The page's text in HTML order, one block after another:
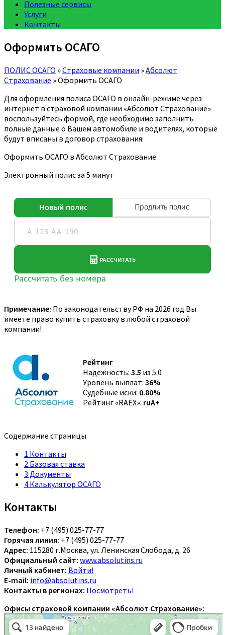
Полезные сервисы
Услуги
Контакты
Оформить ОСАГО
ПОЛИС ОСАГО »Страховые компании »Абсолют
Страхование »Оформить ОСАГО
Для оформления полиса ОСАГО в онлайн-режиме через
интернет в страховой компании «Абсолют Страхование»
воспользуйтесь формой, где необходимо заполнить
полные данные о Вашем автомобиле и водителях, которые
будут вписаны в договор страхования:
Оформить ОСАГО в Абсолют Страхование
Электронный полис за 5 минут
Примечание: По законодательству РФ на 2026 год Вы
имеете право купить страховку в любой страховой
компании!
Рейтинг
Надежность: 3.5 из 5.0
Уровень выплат: 36%
Судебные иски: 0.80%
Рейтинг «RAEX»: ruA+
Содержание страницы
1 Контакты
2 Базовая ставка
3 Документы
4 Калькулятор ОСАГО
Контакты
Телефон: +7 (495) 025-77-77
Горячая линия: +7 (495) 025-77-77
Адрес: 115280 г.Москва, ул. Ленинская Слобода, д. 26
Официальный сайт: www.absolutins.ru
Личный кабинет: Войти!
E-mail: info@absolutins.ru
Контакты в регионах: Посмотреть!
Офисы страховой компании «Абсолют Страхование»: